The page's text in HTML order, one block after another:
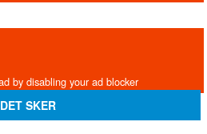
DET SKER